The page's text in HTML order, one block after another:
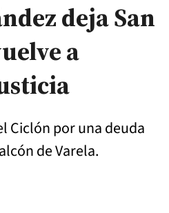
deja San
a
Ciclón por una deuda
de Varela.